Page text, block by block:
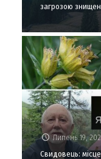
загрозою
Липень 19,
Свидовець: